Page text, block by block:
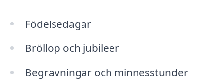
Födelsedagar
Bröllop och jubileer
Begravningar och minnesstunder